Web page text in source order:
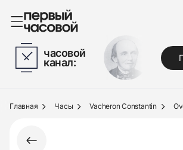
Часы
Украшения
Поиск по сайту
часовой
канал:
Главная Часы Vacheron Constantin